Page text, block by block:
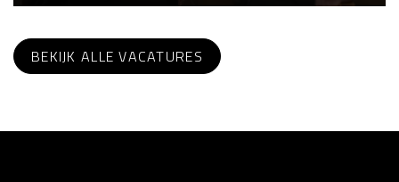
BEKIJK ALLE VACATURES